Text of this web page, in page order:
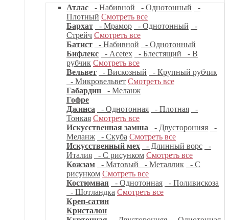
Атлас
- Набивной - Однотонный
-
Плотный Смотреть все
Бархат
- Мрамор - Однотонный
-
Стрейч Смотреть все
Батист
- Набивной
- Однотонный
Бифлекс
- Acetex - Блестящий
- В
рубчик Смотреть все
Вельвет
- Вискозный
- Крупный рубчик
- Микровельвет Смотреть все
Габардин
- Меланж
Гофре
Джинса
- Однотонная - Плотная
-
Тонкая Смотреть все
Искусственная замша
- Двусторонняя
-
Меланж
- Скуба Смотреть все
Искусственный мех
- Длинный ворс
-
Италия
- С рисунком Смотреть все
Кожзам
- Матовый - Металлик
- С
рисунком Смотреть все
Костюмная
- Однотонная
- Поливискоза
- Шотландка Смотреть все
Креп-сатин
Кристалон